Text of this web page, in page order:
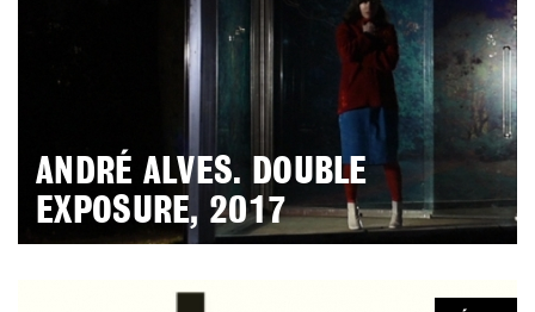
ANDRÉ ALVES. DOUBLE
EXPOSURE, 2017